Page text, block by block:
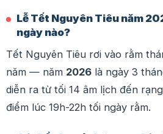
Lễ Tết Nguyên Tiêu năm
ngày nào?
Tết Nguyên Tiêu rơi vào rằm
năm — năm 2026 là ngày 3
diễn ra từ tối 14 âm lịch đến
điểm lúc 19h-22h tối ngày rằm.